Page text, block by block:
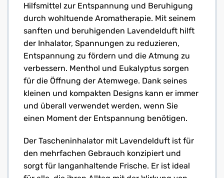
Hilfsmittel zur Entspannung und Beruhigung
durch wohltuende Aromatherapie. Mit seinem
sanften und beruhigenden Lavendelduft hilft
der Inhalator, Spannungen zu reduzieren,
Entspannung zu fördern und die Atmung zu
verbessern. Menthol und Eukalyptus sorgen
für die Öffnung der Atemwege. Dank seines
kleinen und kompakten Designs kann er immer
und überall verwendet werden, wenn Sie
einen Moment der Entspannung benötigen.
Der Tascheninhalator mit Lavendelduft ist für
den mehrfachen Gebrauch konzipiert und
sorgt für langanhaltende Frische. Er ist ideal